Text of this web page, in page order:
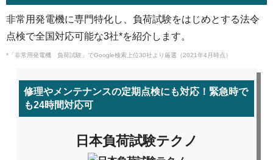
非常用発電機に専門特化し、負荷試験をはじめとする法令
点検で全国対応可能な3社*を紹介します。
*「非常用発電機 負荷試験」でGoogle検索上位30社より厳選（2021年4月時点）
修理やメンテナンスの定期点検にも対応！緊急時で
も24時間対応可
日本負荷試験テクノ